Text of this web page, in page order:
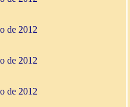
de 2012
de 2012
de 2012